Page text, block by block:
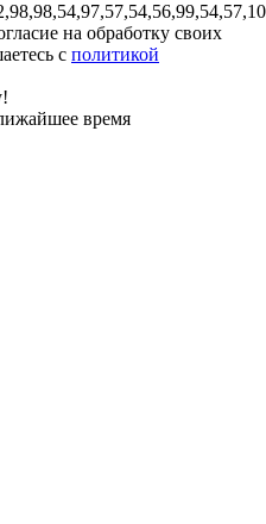
на обработку своих
с политикой
время